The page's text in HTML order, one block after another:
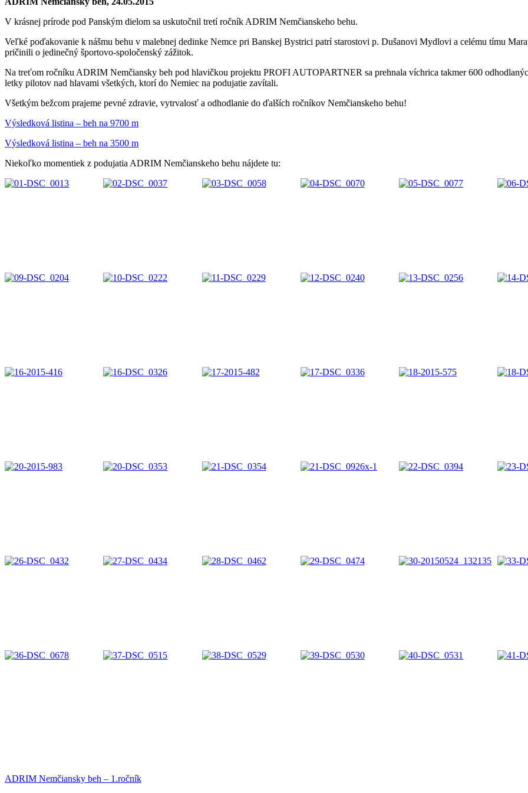
V krásnej prírode pod Panským dielom sa uskutočnil tretí ročník ADRIM Nemčianskeho behu.
Veľké poďakovanie k nášmu behu v malebnej dedinke Nemce pri Banskej Bystrici patrí starostovi p. Dušanovi Mydlovi a celému tímu
pričinili o jedinečný športovo-spoločenský zážitok.
Na treťom ročníku ADRIM Nemčiansky beh pod hlavičkou projektu PROFI AUTOPARTNER sa prehnala víchrica takmer 600
letky pilotov nad hlavami všetkých, ktorí do Nemiec na podujatie zavítali.
Všetkým bežcom prajeme pevné zdravie, vytrvalosť a odhodlanie do ďalších ročníkov Nemčianskeho behu!
Výsledková listina – beh na 9700 m
Výsledková listina – beh na 3500 m
Niekoľko momentiek z podujatia ADRIM Nemčianskeho behu nájdete tu:
ADRIM Nemčiansky beh – 1.ročník